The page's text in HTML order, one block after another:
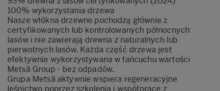
100% wykorzystania drzewa
Nasze włókna drzewne pochodzą głównie z
certyfikowanych lub kontrolowanych północnych
lasów i nie zawierają drewna z naturalnych lub
pierwotnych lasów. Każda część drzewa jest
efektywnie wykorzystywana w łańcuchu wartości
Metsä Group - bez odpadów.
Grupa Metsä aktywnie wspiera regeneracyjne
leśnictwo poprzez szkolenia i współpracę z